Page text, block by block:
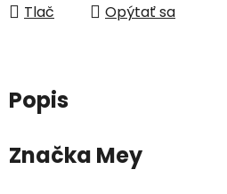
Tlač Opýtať sa
Popis
Značka Mey